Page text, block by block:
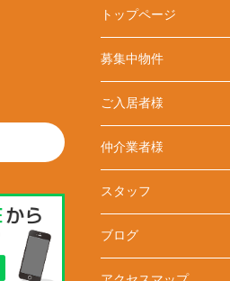
トップページ
募集中物件
ご入居者様
仲介業者様
スタッフ
ブログ